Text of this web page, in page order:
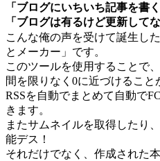
「ブログにいちいち記事を書
「ブログは有るけど更新してな
こんな俺の声を受けて誕生した
とメーカー」です。
このツールを使用することで
間を限りなく0に近づけること
RSSを自動でまとめて自動で
きます。
またサムネイルを取得したり
能デス！
それだけでなく、作成された